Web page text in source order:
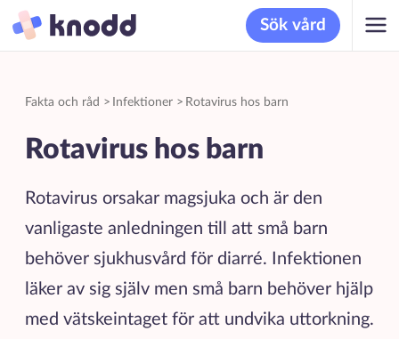
Sök vård
Fakta och råd > Infektioner> Rotavirus hos barn
Rotavirus hos barn
Rotavirus orsakar magsjuka och är den
vanligaste anledningen till att små barn
behöver sjukhusvård för diarré. Infektionen
läker av sig själv men små barn behöver hjälp
med vätskeintaget för att undvika uttorkning.